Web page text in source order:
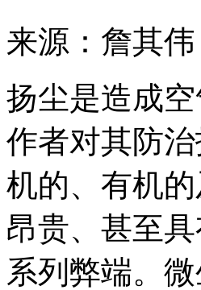
来源： 詹其伟
扬尘是造成
作者对其防
机的、有机
昂贵、甚至
系列弊端。